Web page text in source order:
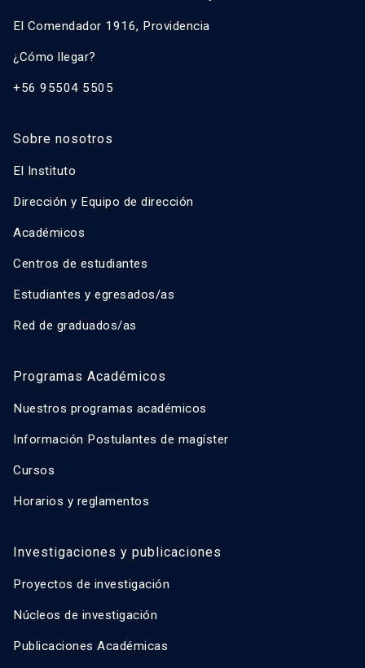
El Comendador 1916, Providencia
¿Cómo llegar?
+56 95504 5505
Sobre nosotros
El Instituto
Dirección y Equipo de dirección
Académicos
Centros de estudiantes
Estudiantes y egresados/as
Red de graduados/as
Programas Académicos
Nuestros programas académicos
Información Postulantes de magíster
Cursos
Horarios y reglamentos
Investigaciones y publicaciones
Proyectos de investigación
Núcleos de investigación
Publicaciones Académicas